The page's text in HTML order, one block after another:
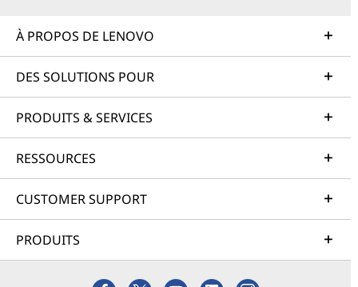
À PROPOS DE LENOVO
DES SOLUTIONS POUR
PRODUITS & SERVICES
RESSOURCES
CUSTOMER SUPPORT
PRODUITS